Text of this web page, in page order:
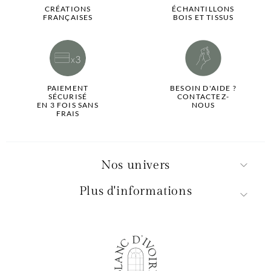
CRÉATIONS
FRANÇAISES
ÉCHANTILLONS
BOIS ET TISSUS
PAIEMENT
SÉCURISÉ
EN 3 FOIS SANS
FRAIS
BESOIN D'AIDE ?
CONTACTEZ-
NOUS
Nos univers
Plus d'informations